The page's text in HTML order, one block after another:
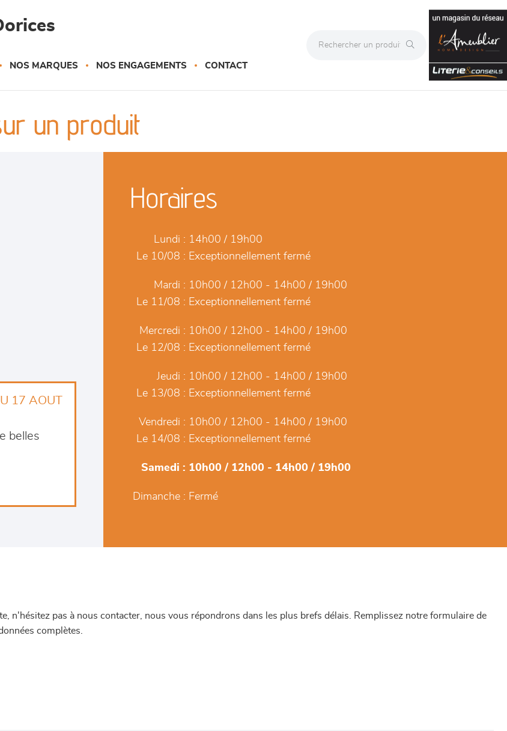
NOS MARQUES NOS ENGAGEMENTS CONTACT
un produit
17 AOUT
belles
Horaires
Lundi : 14h00 / 19h00
Le 10/08 : Exceptionnellement fermé
Mardi : 10h00 / 12h00 - 14h00 / 19h00
Le 11/08 : Exceptionnellement fermé
Mercredi : 10h00 / 12h00 - 14h00 / 19h00
Le 12/08 : Exceptionnellement fermé
Jeudi : 10h00 / 12h00 - 14h00 / 19h00
Le 13/08 : Exceptionnellement fermé
Vendredi : 10h00 / 12h00 - 14h00 / 19h00
Le 14/08 : Exceptionnellement fermé
Samedi : 10h00 / 12h00 - 14h00 / 19h00
Dimanche : Fermé
n'hésitez pas à nous contacter, nous vous répondrons dans les plus brefs délais. Remplissez notre formulaire de
complètes.